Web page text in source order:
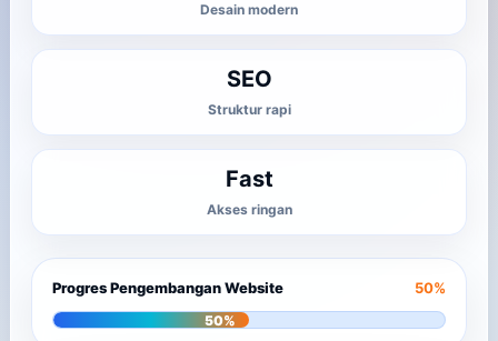
Desain modern
SEO
Struktur rapi
Fast
Akses ringan
Progres Pengembangan Website 50%
50%